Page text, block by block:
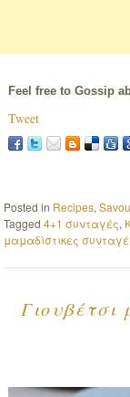
Feel free to Gossip
Tweet
Posted in Recipes,
Tagged4+1 συνταγές,
μαμαδίστικες